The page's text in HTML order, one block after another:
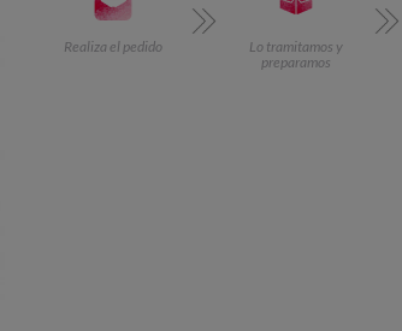
Realiza el pedido
Lo tramitamos y
preparamos